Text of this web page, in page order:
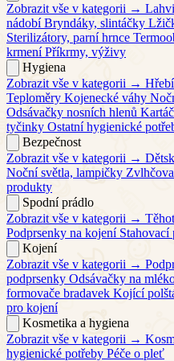
Zobrazit vše v kategorii →
nádobí Bryndáky, slintáčky
Sterilizátory, parní hrnce
krmení Příkrmy, výživy
Hygiena
Zobrazit vše v kategorii →
Teploměry Kojenecké váhy
Odsávačky nosních hlenů
tyčinky Ostatní hygienické
Bezpečnost
Zobrazit vše v kategorii →
Noční světla, lampičky
produkty
Spodní prádlo
Zobrazit vše v kategorii →
Podprsenky na kojení Stahovací
Kojení
Zobrazit vše v kategorii →
podprsenky Odsávačky na
formovače bradavek Kojící
pro kojení
Kosmetika a hygiena
Zobrazit vše v kategorii →
hygienické potřeby Péče o pleť